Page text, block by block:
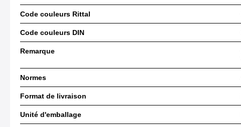
Code couleurs Rittal
Code couleurs DIN
Remarque
Normes
Format de livraison
Unité d'emballage